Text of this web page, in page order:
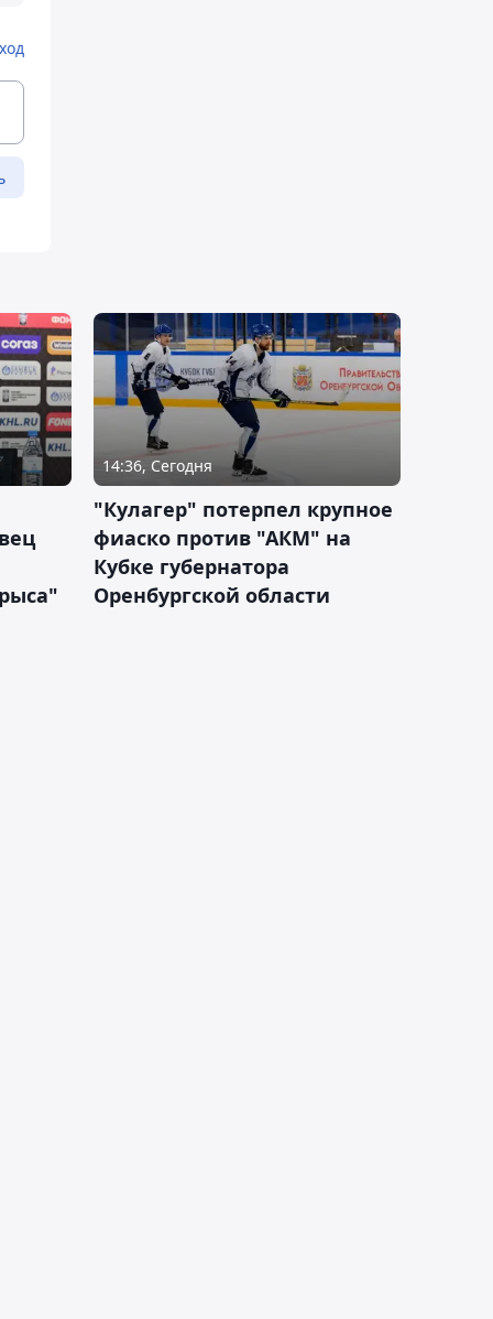
14:36, Сегодня
"Кулагер" потерпел крупное
фиаско против "АКМ" на
Кубке губернатора
Оренбургской области